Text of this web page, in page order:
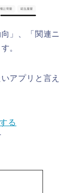
」、「関連ニ
。
アプリと言え
る